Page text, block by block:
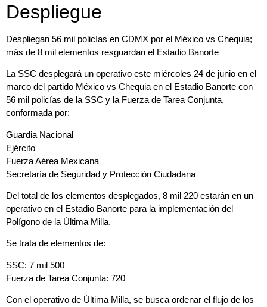
Despliegue
Despliegan 56 mil policías en CDMX por el México vs Chequia;
más de 8 mil elementos resguardan el Estadio Banorte
La SSC desplegará un operativo este miércoles 24 de junio en el
marco del partido México vs Chequia en el Estadio Banorte con
56 mil policías de la SSC y la Fuerza de Tarea Conjunta,
conformada por:
Guardia Nacional
Ejército
Fuerza Aérea Mexicana
Secretaría de Seguridad y Protección Ciudadana
Del total de los elementos desplegados, 8 mil 220 estarán en un
operativo en el Estadio Banorte para la implementación del
Polígono de la Última Milla.
Se trata de elementos de:
SSC: 7 mil 500
Fuerza de Tarea Conjunta: 720
Con el operativo de Última Milla, se busca ordenar el flujo de los